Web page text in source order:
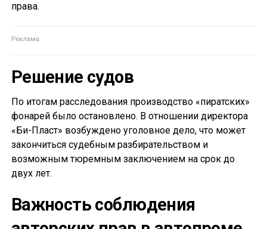
права.
Решение судов
По итогам расследования производство «пиратских»
фонарей было остановлено. В отношении директора
«Би-Пласт» возбуждено уголовное дело, что может
закончиться судебным разбирательством и
возможным тюремным заключением на срок до
двух лет.
Важность соблюдения